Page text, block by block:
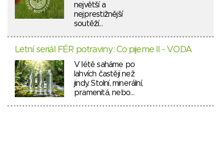
největší a
nejprestižnější
soutěží…
Letní seriál FÉR potraviny: Co pijeme II - VODA
V létě saháme po
lahvích častěji než
jindy. Stolní, minerální,
pramenitá, nebo…